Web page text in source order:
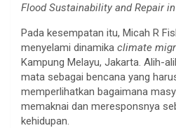
Flood Sustainability and Repair
Pada kesempatan itu, Micah R
menyelami dinamika climate
Kampung Melayu, Jakarta. Alih-
mata sebagai bencana yang
memperlihatkan bagaimana
memaknai dan meresponsnya
kehidupan.